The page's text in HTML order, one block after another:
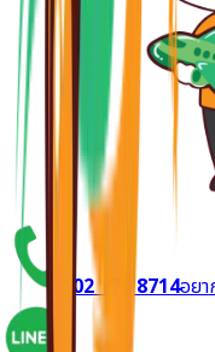
02 170 8714อย